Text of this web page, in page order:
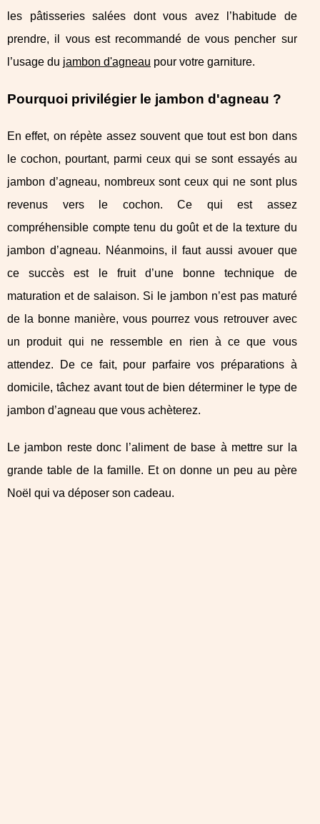
les pâtisseries salées dont vous avez l’habitude de
prendre, il vous est recommandé de vous pencher sur
l’usage du jambon d'agneau pour votre garniture.
Pourquoi privilégier le jambon d'agneau ?
En effet, on répète assez souvent que tout est bon dans
le cochon, pourtant, parmi ceux qui se sont essayés au
jambon d’agneau, nombreux sont ceux qui ne sont plus
revenus vers le cochon. Ce qui est assez
compréhensible compte tenu du goût et de la texture du
jambon d’agneau. Néanmoins, il faut aussi avouer que
ce succès est le fruit d’une bonne technique de
maturation et de salaison. Si le jambon n’est pas maturé
de la bonne manière, vous pourrez vous retrouver avec
un produit qui ne ressemble en rien à ce que vous
attendez. De ce fait, pour parfaire vos préparations à
domicile, tâchez avant tout de bien déterminer le type de
jambon d’agneau que vous achèterez.
Le jambon reste donc l’aliment de base à mettre sur la
grande table de la famille. Et on donne un peu au père
Noël qui va déposer son cadeau.